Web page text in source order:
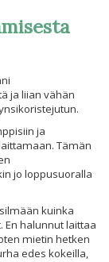
ja liian vähän
ja
Tämän
jo loppusuoralla
kuinka
En halunnut laittaa
mietin hetken
edes kokeilla,